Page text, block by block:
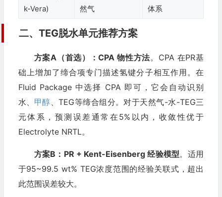
k-Vera)
然气
体系
二、TEG脱水单元推荐方案
方案A（首选）：CPA 物性方法。CPA 在PR基
础上增加了缔合项专门描述氢键分子相互作用。在
Fluid Package 中选择 CPA 即可，它会自动识别
水、 甲醇、TEG等缔合组分。对于天然气-水-TEG三
元体系，预测误差通常在5%以内，收敛性优于
Electrolyte NRTL。
方案B：PR + Kent-Eisenberg 经验模型。适用
于95~99.5 wt% TEG浓度范围的经验关联式，超出
此范围误差较大。